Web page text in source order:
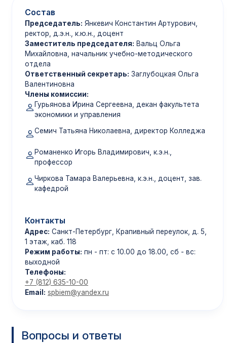
Состав
Председатель: Янкевич Константин Артурович,
ректор, д.э.н., к.ю.н., доцент
Заместитель председателя: Вальц Ольга
Михайловна, начальник учебно-методического
отдела
Ответственный секретарь: Заглубоцкая Ольга
Валентиновна
Члены комиссии:
Гурьянова Ирина Сергеевна, декан факультета
экономики и управления
Семич Татьяна Николаевна, директор Колледжа
Романенко Игорь Владимирович, к.э.н.,
профессор
Чиркова Тамара Валерьевна, к.э.н., доцент, зав.
кафедрой
Контакты
Адрес: Санкт-Петербург, Крапивный переулок, д. 5,
1 этаж, каб. 118
Режим работы: пн - пт: с 10.00 до 18.00, сб - вс:
выходной
Телефоны:
+7 (812) 635-10-00
Email: spbiem@yandex.ru
Вопросы и ответы